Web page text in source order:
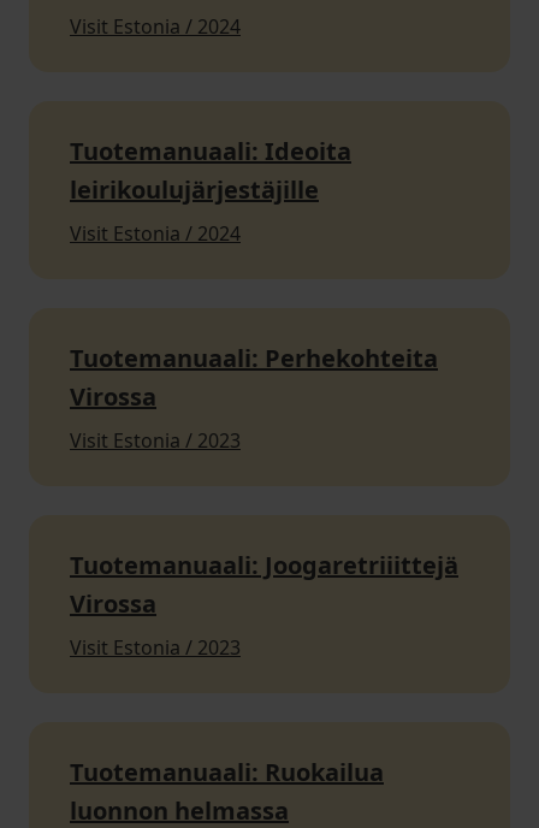
Visit Estonia / 2024
Tuotemanuaali: Ideoita
leirikoulujärjestäjille
Visit Estonia / 2024
Tuotemanuaali: Perhekohteita
Virossa
Visit Estonia / 2023
Tuotemanuaali: Joogaretriiittejä
Virossa
Visit Estonia / 2023
Tuotemanuaali: Ruokailua
luonnon helmassa